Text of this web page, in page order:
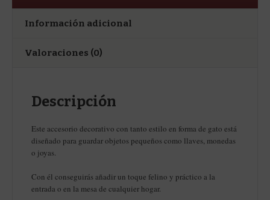
Información adicional
Valoraciones (0)
Descripción
Este accesorio decorativo con tanto estilo en forma de gato está
diseñado para guardar objetos pequeños como llaves, monedas
o joyas.
Con él conseguirás añadir un toque felino y práctico a la
entrada o en la mesa de cualquier hogar.